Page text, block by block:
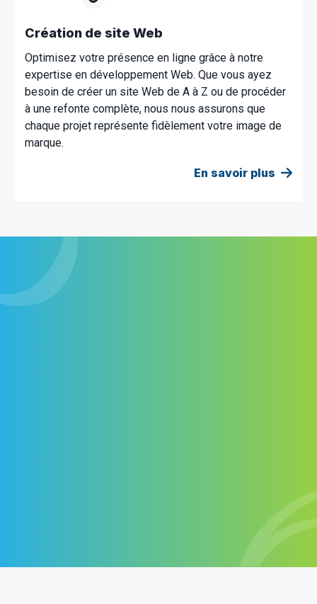
Création de site Web
Optimisez votre présence en ligne grâce à notre
expertise en développement Web. Que vous ayez
besoin de créer un site Web de A à Z ou de procéder
à une refonte complète, nous nous assurons que
chaque projet représente fidèlement votre image de
marque.
En savoir plus